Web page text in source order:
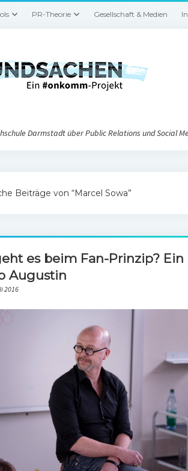
PR-Theorie Gesellschaft & Medien
Darmstadt über Public Relations und Social
Beiträge von “Marcel Sowa”
es beim Fan-Prinzip?
Augustin
2016